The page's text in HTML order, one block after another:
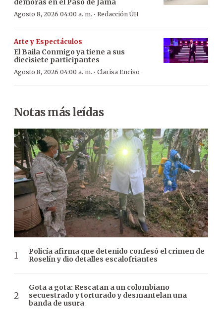
demoras en el Paso de Jama
Agosto 8, 2026 04:00 a. m. · Redacción ÚH
Arte y Espectáculos
El Baila Conmigo ya tiene a sus
diecisiete participantes
Agosto 8, 2026 04:00 a. m. · Clarisa Enciso
Notas más leídas
Policía afirma que detenido confesó el crimen de
Roselín y dio detalles escalofriantes
Gota a gota: Rescatan a un colombiano
secuestrado y torturado y desmantelan una
banda de usura